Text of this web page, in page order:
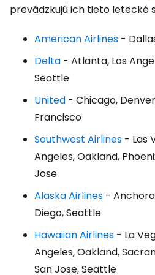
prevádzkujú ich tieto letecké
American Airlines -
Delta - Atlanta, Los
Seattle
United - Chicago,
Francisco
Southwest Airlines - Las
Angeles, Oakland,
Jose
Alaska Airlines -
Diego, Seattle
Hawaiian Airlines - La
Angeles, Oakland,
San Jose, Seattle